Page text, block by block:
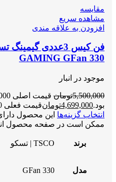
مقایسه
مشاهده سریع
افزودن به علاقه مندی
GAMING GFan 330
موجود در انبار
5,500,000تومان
بود.4,699,000تومانقیمت فعلی 4,699,000تومان است.
انتخاب گزینه‌ها این محصول
ممکن است در صفحه محصول
برند TSCO | تسکو
مدل GFan 330